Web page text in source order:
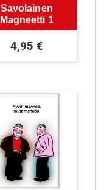
Savolainen
Magneetti 1
4,95€